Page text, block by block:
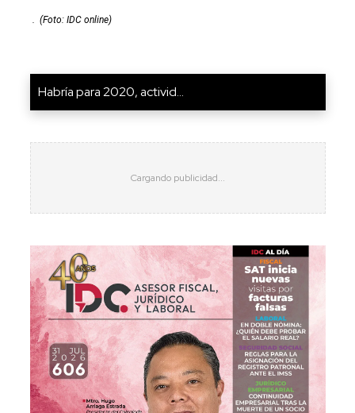
. (Foto: IDC online)
Habría para 2020, activid...